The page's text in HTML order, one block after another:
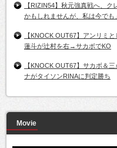
【RIZIN54】秋元強真戦へ、
かもしれませんが、私は今でも」
【KNOCK OUT67】アンリミ
蓮斗が辻村を右→サカボでKO
【KNOCK OUT67】サカボ＆
ナがタイソンRINAに判定勝ち
Movie